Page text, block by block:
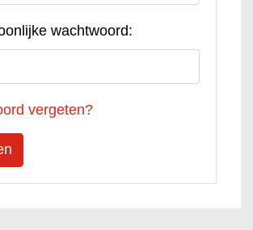
wachtwoord:
vergeten?